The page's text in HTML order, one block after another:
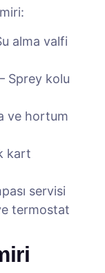
alma valfi
Sprey kolu
ve hortum
kart
servisi
termostat